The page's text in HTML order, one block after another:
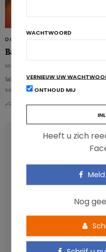
DOSSIER
Barbecue: rooster de
NICOLAS ROUSSEAU
Wie zomer zegt, zegt barbecue!
voedselvergiftigingen te voorkomen
0
RECENT POSTS
Anthocyanen: gunstig
Een gezonde
eigenlijk?
Vis, verontreinigende
aanbevelingen?
WACHTWOORD
VERNIEUW UW
ONTHOUD MIJ
Heeft u zich
Nog